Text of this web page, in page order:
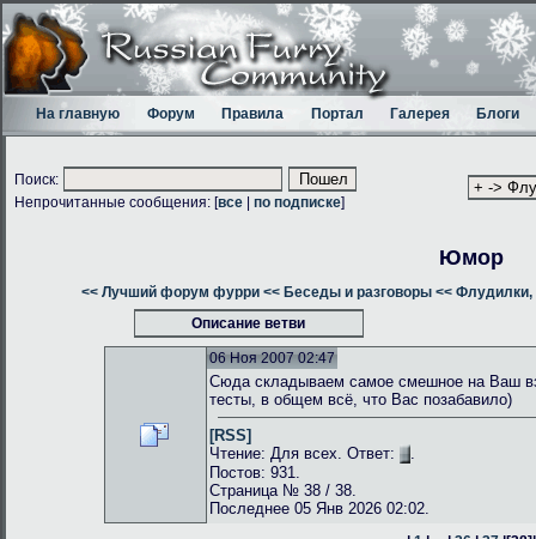
На главную Форум Правила Портал Галерея Блоги
Поиск:
Непрочитанные сообщения: [все по подписке]
Юмор
<< Лучший форум фурри << Беседы и разговоры << Флудилки,
Описание ветви
06 Ноя 2007 02:47
Сюда складываем самое смешное на Ваш
тесты, в общем всё, что Вас позабавило)
[RSS]
Чтение: Для всех. Ответ:
.
Постов: 931.
Страница № 38 / 38.
Последнее 05 Янв 2026 02:02.